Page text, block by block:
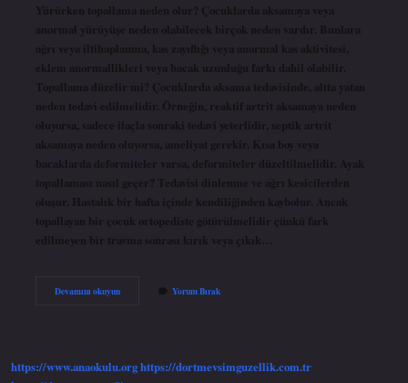
Yürürken topallama neden olur? Çocuklarda aksamaya veya
anormal yürüyüşe neden olabilecek birçok neden vardır. Bunlara
ağrı veya iltihaplanma, kas zayıflığı veya anormal kas aktivitesi,
eklem anormallikleri veya bacak uzunluğu farkı dahil olabilir.
Topallama düzelir mi? Çocuklarda aksama tedavisinde, altta yatan
neden tedavi edilmelidir. Örneğin, reaktif artrit aksamaya neden
oluyorsa, sadece ilaçla sonraki tedavi yeterlidir, septik artrit
aksamaya neden oluyorsa, ameliyat gerekir. Kısa boy veya
bacaklarda deformiteler varsa, deformiteler düzeltilmelidir. Ayak
topallaması nasıl geçer? Tedavisi dinlenme ve ağrı kesicilerden
oluşur. Hastalık bir hafta içinde kendiliğinden kaybolur. Ancak
topallayan bir çocuk ortopediste götürülmelidir çünkü fark
edilmeyen bir travma sonrası kırık veya çıkık…
Devamını okuyunTopallamanın Yorum Bırak
https://www.anaokulu.orghttps://dortmevsimguzellik.com.tr